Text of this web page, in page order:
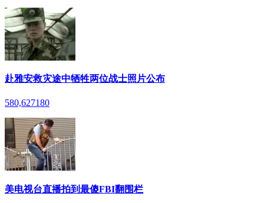
赴雅安救灾途中牺牲两位战士照片公布
580,627180
美电视台直播拍到最傻FBI翻围栏